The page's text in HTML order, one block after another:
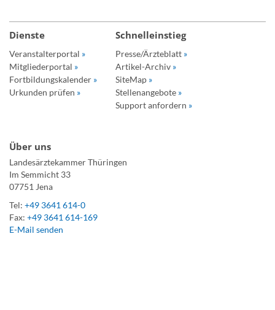
Dienste
Veranstalterportal »
Mitgliederportal »
Fortbildungskalender »
Urkunden prüfen »
Schnelleinstieg
Presse/Ärzteblatt »
Artikel-Archiv »
SiteMap »
Stellenangebote »
Support anfordern »
Über uns
Landesärztekammer Thüringen
Im Semmicht 33
07751 Jena
Tel: +49 3641 614-0
Fax: +49 3641 614-169
E-Mail senden